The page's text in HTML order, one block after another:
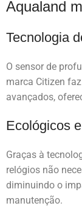
Aqualand
Tecnologia
O sensor de
marca Citizen
avançados,
Ecológicos
Graças à
relógios não
diminuindo o
manutenção.